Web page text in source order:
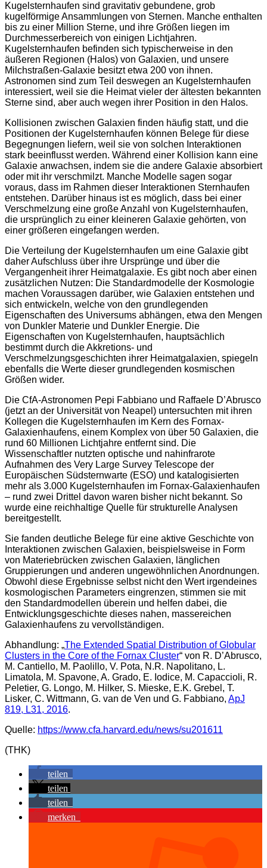
Kugelsternhaufen sind gravitativ gebundene, grob
kugelförmige Ansammlungen von Sternen. Manche enthalten
bis zu einer Million Sterne, und ihre Größen liegen im
Durchmesserbereich von einigen Lichtjahren.
Kugelsternhaufen befinden sich typischerweise in den
äußeren Regionen (Halos) von Galaxien, und unsere
Milchstraßen-Galaxie besitzt etwa 200 von ihnen.
Astronomen sind zum Teil deswegen an Kugelsternhaufen
interessiert, weil sie die Heimat vieler der ältesten bekannten
Sterne sind, aber auch wegen ihrer Position in den Halos.
Kollisionen zwischen Galaxien finden häufig statt, und die
Positionen der Kugelsternhaufen können Belege für diese
Begegnungen liefern, weil sie von solchen Interaktionen
stark beeinflusst werden. Während einer Kollision kann eine
Galaxie anwachsen, indem sie die andere Galaxie absorbiert
oder mit ihr verschmilzt. Manche Modelle sagen sogar
voraus, dass im Rahmen dieser Interaktionen Sternhaufen
entstehen. Darüber hinaus ist es möglich, dass bei einer
Verschmelzung eine große Anzahl von Kugelsternhaufen,
die ursprünglich zu einer kleineren Galaxie gehörten, von
einer größeren eingefangen werden.
Die Verteilung der Kugelsternhaufen um eine Galaxie gibt
daher Aufschluss über ihre Ursprünge und über die
Vergangenheit ihrer Heimatgalaxie. Es gibt noch aber einen
zusätzlichen Nutzen: Die Standardmodelle der Kosmologie
machen Voraussagen darüber, wie Galaxien entstehen und
sich entwickeln, welche von den grundlegenden
Eigenschaften des Universums abhängen, etwa den Mengen
von Dunkler Materie und Dunkler Energie. Die
Eigenschaften von Kugelsternhaufen, hauptsächlich
bestimmt durch die Akkretions- und
Verschmelzungsgeschichten ihrer Heimatgalaxien, spiegeln
ebenfalls die Werte dieser grundlegenden kosmischen
Größen wider.
Die CfA-Astronomen Pepi Fabbiano und Raffaele D’Abrusco
(jetzt an der Universität von Neapel) untersuchten mit ihren
Kollegen die Kugelsternhaufen im Kern des Fornax-
Galaxienhaufens, einem Komplex von über 50 Galaxien, die
rund 60 Millionen Lichtjahre entfernt sind. Die
Wissenschaftler nutzten optische und nahinfrarote
Aufnahmen des Very Large Survey Telescope der
Europäischen Südsternwarte (ESO) und katalogisierten
mehr als 3.000 Kugelsternhaufen im Fornax-Galaxienhaufen
– rund zwei Drittel davon waren bisher nicht bekannt. So
wurde eine reichhaltige Quelle für strukturelle Analysen
bereitgestellt.
Sie fanden deutliche Belege für eine aktive Geschichte von
Interaktionen zwischen Galaxien, beispielsweise in Form
von Materiebrücken zwischen Galaxien, länglichen
Gruppierungen und anderen ungewöhnlichen Anordnungen.
Obwohl diese Ergebnisse selbst nicht den Wert irgendeines
kosmologischen Parameters eingrenzen, stimmen sie mit
den Standardmodellen überein und helfen dabei, die
Entwicklungsgeschichte dieses nahen, massereichen
Galaxienhaufens zu vervollständigen.
Abhandlung: „The Extended Spatial Distribution of Globular
Clusters in the Core of the Fornax Cluster“ von R. D’Abrusco,
M. Cantiello, M. Paolillo, V. Pota, N.R. Napolitano, L.
Limatola, M. Spavone, A. Grado, E. Iodice, M. Capaccioli, R.
Peletier, G. Longo, M. Hilker, S. Mieske, E.K. Grebel, T.
Lisker, C. Wittmann, G. van de Ven und G. Fabbiano, ApJ
819, L31, 2016.
Quelle: https://www.cfa.harvard.edu/news/su201611
(THK)
teilen
teilen
teilen
merken